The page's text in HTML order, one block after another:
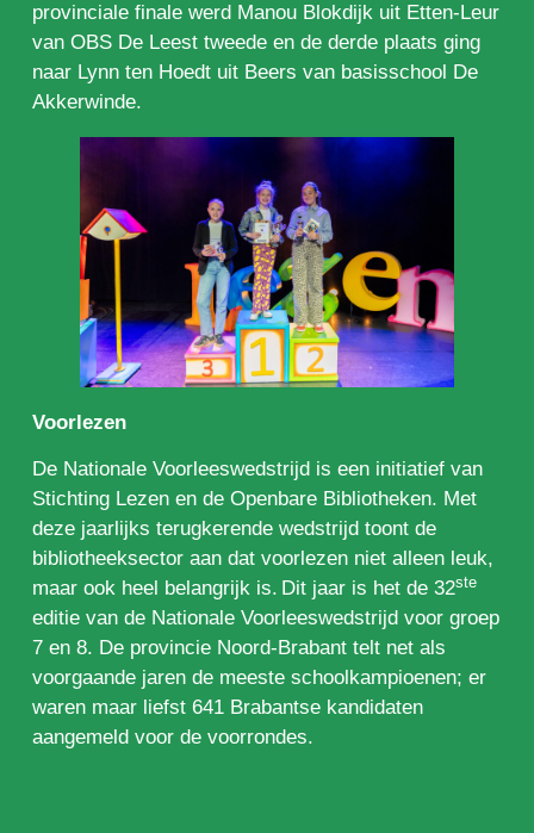
provinciale finale werd Manou Blokdijk uit Etten-Leur
van OBS De Leest tweede en de derde plaats ging
naar Lynn ten Hoedt uit Beers van basisschool De
Akkerwinde.
Voorlezen
De Nationale Voorleeswedstrijd is een initiatief van
Stichting Lezen en de Openbare Bibliotheken. Met
deze jaarlijks terugkerende wedstrijd toont de
bibliotheeksector aan dat voorlezen niet alleen leuk,
maar ook heel belangrijk is. Dit jaar is het de 32ste
editie van de Nationale Voorleeswedstrijd voor groep
7 en 8. De provincie Noord-Brabant telt net als
voorgaande jaren de meeste schoolkampioenen; er
waren maar liefst 641 Brabantse kandidaten
aangemeld voor de voorrondes.